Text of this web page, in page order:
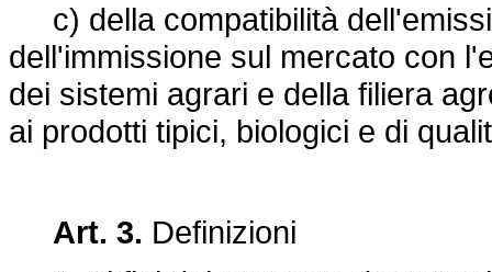
c) della compatibilità
dell'immissione sul mercato con
dei sistemi agrari e della filiera
ai prodotti tipici, biologici e di
Art. 3. Definizioni